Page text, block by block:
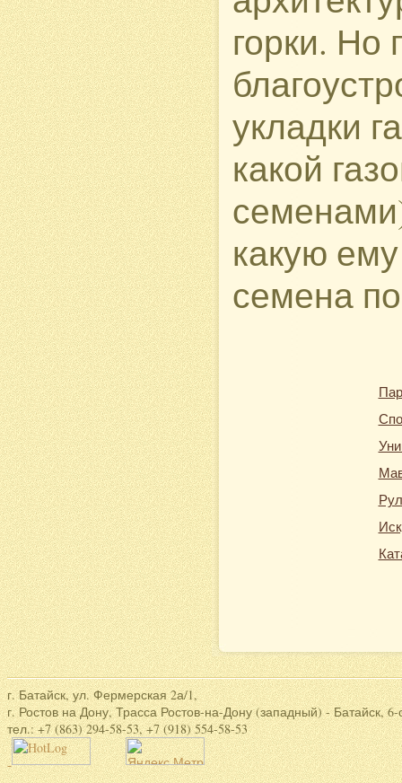
горки. Но
укладки
какой
какую
семена
г. Батайск, ул. Фермерская 2а/1,
г. Ростов на Дону, Трасса Ростов-на-Дону (западный) - Батайск,
тел.: +7 (863) 294-58-53, +7 (918) 554-58-53